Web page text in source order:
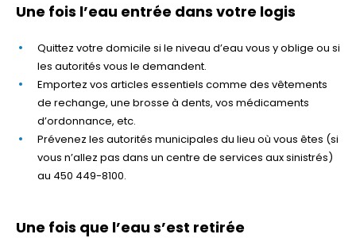
Une fois l’eau entrée dans votre logis
Quittez votre domicile si le niveau d’eau vous y oblige ou si
les autorités vous le demandent.
Emportez vos articles essentiels comme des vêtements
de rechange, une brosse à dents, vos médicaments
d’ordonnance, etc.
Prévenez les autorités municipales du lieu où vous êtes (si
vous n’allez pas dans un centre de services aux sinistrés)
au 450 449-8100.
Une fois que l’eau s’est retirée